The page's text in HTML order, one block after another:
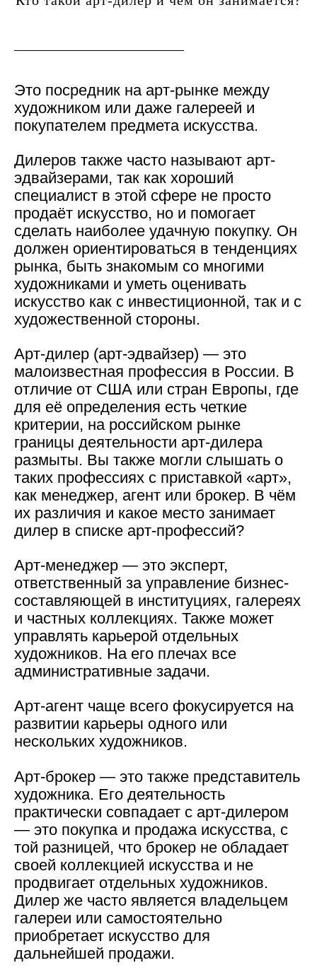
Это посредник на арт-рынке между
художником или даже галереей и
покупателем предмета искусства.
Дилеров также часто называют арт-
эдвайзерами, так как хороший
специалист в этой сфере не просто
продаёт искусство, но и помогает
сделать наиболее удачную покупку. Он
должен ориентироваться в тенденциях
рынка, быть знакомым со многими
художниками и уметь оценивать
искусство как с инвестиционной, так и с
художественной стороны.
Арт-дилер (арт-эдвайзер) — это
малоизвестная профессия в России. В
отличие от США или стран Европы, где
для её определения есть четкие
критерии, на российском рынке
границы деятельности арт-дилера
размыты. Вы также могли слышать о
таких профессиях с приставкой «арт»,
как менеджер, агент или брокер. В чём
их различия и какое место занимает
дилер в списке арт-профессий?
Арт-менеджер — это эксперт,
ответственный за управление бизнес-
составляющей в институциях, галереях
и частных коллекциях. Также может
управлять карьерой отдельных
художников. На его плечах все
административные задачи.
Арт-агент чаще всего фокусируется на
развитии карьеры одного или
нескольких художников.
Арт-брокер — это также представитель
художника. Его деятельность
практически совпадает с арт-дилером
— это покупка и продажа искусства, с
той разницей, что брокер не обладает
своей коллекцией искусства и не
продвигает отдельных художников.
Дилер же часто является владельцем
галереи или самостоятельно
приобретает искусство для
дальнейшей продажи.